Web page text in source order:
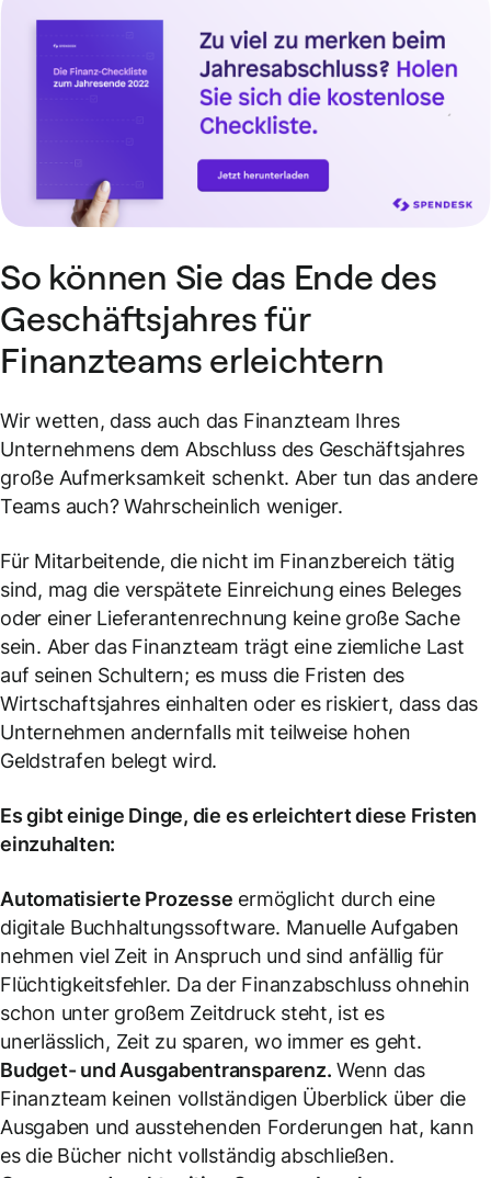
So können Sie das Ende des
Geschäftsjahres für
Finanzteams erleichtern
Wir wetten, dass auch das Finanzteam Ihres
Unternehmens dem Abschluss des Geschäftsjahres
große Aufmerksamkeit schenkt. Aber tun das andere
Teams auch? Wahrscheinlich weniger.
Für Mitarbeitende, die nicht im Finanzbereich tätig
sind, mag die verspätete Einreichung eines Beleges
oder einer Lieferantenrechnung keine große Sache
sein. Aber das Finanzteam trägt eine ziemliche Last
auf seinen Schultern; es muss die Fristen des
Wirtschaftsjahres einhalten oder es riskiert, dass das
Unternehmen andernfalls mit teilweise hohen
Geldstrafen belegt wird.
Es gibt einige Dinge, die es erleichtert diese Fristen
einzuhalten:
Automatisierte Prozesse ermöglicht durch eine
digitale Buchhaltungssoftware. Manuelle Aufgaben
nehmen viel Zeit in Anspruch und sind anfällig für
Flüchtigkeitsfehler. Da der Finanzabschluss ohnehin
schon unter großem Zeitdruck steht, ist es
unerlässlich, Zeit zu sparen, wo immer es geht.
Budget- und Ausgabentransparenz. Wenn das
Finanzteam keinen vollständigen Überblick über die
Ausgaben und ausstehenden Forderungen hat, kann
es die Bücher nicht vollständig abschließen.